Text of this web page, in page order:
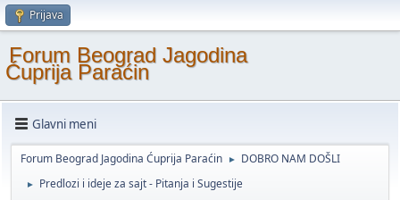
Prijava
Forum Beograd Jagodina
Ćuprija Paraćin
Glavni meni
Forum Beograd Jagodina Ćuprija Paraćin ► DOBRO NAM DOŠLI
► Predlozi i ideje za sajt - Pitanja i Sugestije